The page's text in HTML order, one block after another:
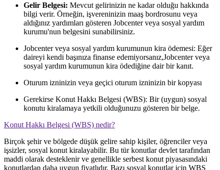
Gelir Belgesi: Mevcut gelirinizin ne kadar olduğu hakkında
bilgi verir. Örneğin, işvereninizin maaş bordrosunu veya
aldığınız yardımları gösteren Jobcenter veya sosyal yardım
kurumu'nun belgesini sunabilirsiniz.
Jobcenter veya sosyal yardım kurumunun kira ödemesi: Eğer
daireyi kendi başınıza finanse edemiyorsanız,Jobcenter veya
sosyal yardım kurumunun kira ödediğine dair bir kanıt.
Oturum izninizin veya geçici oturum izninizin bir kopyası
Gerekirse Konut Hakkı Belgesi (WBS): Bir (uygun) sosyal
konutu kiralamaya yetkili olduğunuzu gösteren bir belge.
Konut Hakkı Belgesi (WBS) nedir?
Birçok şehir ve bölgede düşük gelire sahip kişiler, öğrenciler veya
işsizler, sosyal konut kiralayabilir. Bu tür konutlar devlet tarafından
maddi olarak desteklenir ve genellikle serbest konut piyasasındaki
konutlardan daha uygun fiyatlıdır. Bazı sosyal konutlar için WBS